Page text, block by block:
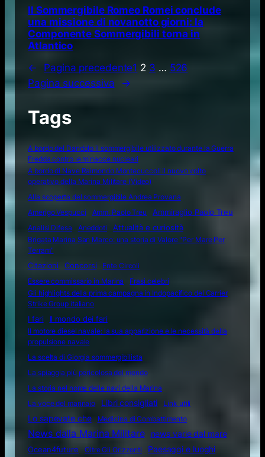
Il Sommergibile Romeo Romei conclude
una missione di novanotto giorni: la
Componente Sommergibili torna in
Atlantico
←
Pagina precedente1 2 3 … 526
Pagina successiva
→
Tags
A bordo del Dandolo il sommergibile utilizzato durante la Guerra
Fredda contro le minacce nucleari
A bordo di Nave Raimondo Montecuccoli il nuovo volto
operativo della Marina Militare (Video)
Alla scoperta del sommergibile Andrea Provana
Amerigo Vespucci
Amm. Paolo Treu
Ammiraglio Paolo Treu
Analisi Difesa
Aneddoti Attualità e curiosità
Brigata Marina San Marco: una storia di Valore "Per Mare Per
Terram"
Citazioni
Concorsi
Ente Circoli
Essere commissario in Marina
Frasi celebri
Gli highlights della prima campagna in Indopacifico del Carrier
Strike Group italiano
I fari
Il mondo dei fari
Il motore diesel navale: la sua apparizione e le necessità della
propulsione navale
La scelta di Giorgia sommergibilista
La spiaggia più pericolosa del mondo
La storia nel nome delle navi della Marina
La voce del marinaio
Libri consigliati Link utili
Lo sapevate che Medicina di Combattimento
News dalla Marina Militare
news varie dal mare
Ocean4future
Oltre Gli Orizzonti
Paesaggi e luoghi